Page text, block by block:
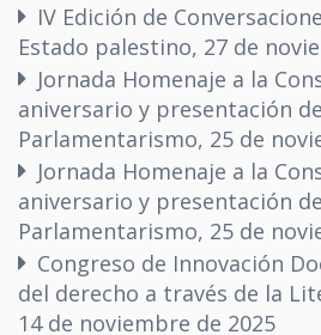
IV Edición de
Estado palestino, 27 de
Jornada Homenaje a la
aniversario y presentación
Parlamentarismo, 25 de
Jornada Homenaje a la
aniversario y presentación
Parlamentarismo, 25 de
Congreso de Innovación
del derecho a través de la
14 de noviembre de 2025